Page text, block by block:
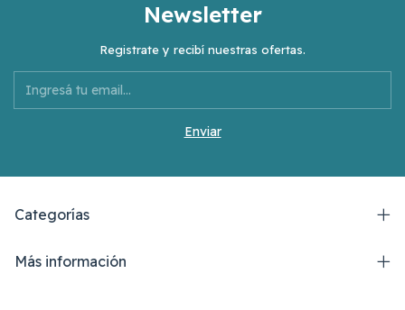
Newsletter
Registrate y recibí nuestras ofertas.
Categorías
Más información